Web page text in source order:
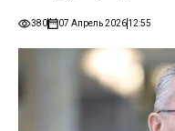
380 07 Апрель 202612:55